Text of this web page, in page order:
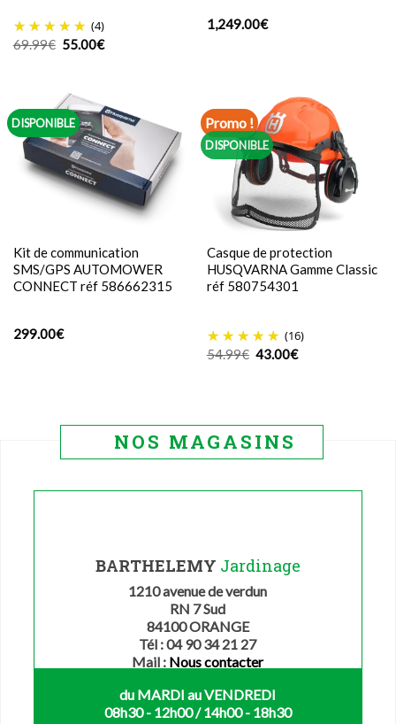
(4)
69.99€ Le
prix
55.00€Le
prix
1,249.00€
DISPONIBLE
Kit de communication
SMS/GPS AUTOMOWER
CONNECT réf 586662315
299.00€
Promo !
DISPONIBLE
Casque de protection
HUSQVARNA Gamme Classic
réf 580754301
(16)
54.99€ Le
prix
43.00€Le
prix
NOS MAGASINS
BARTHELEMY Jardinage
1210 avenue de verdun
RN 7 Sud
84100 ORANGE
Tél : 04 90 34 21 27
Mail : Nous contacter
du MARDI au VENDREDI
08h30 - 12h00 / 14h00 - 18h30